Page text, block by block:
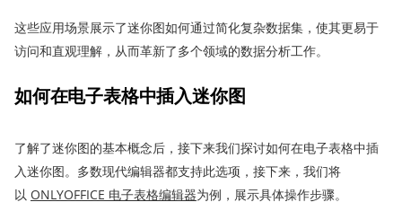
这些应用场景展示了迷你图如何通过简化复杂数据集，使其更易于
访问和直观理解，从而革新了多个领域的数据分析工作。
如何在电子表格中插入迷你图
了解了迷你图的基本概念后，接下来我们探讨如何在电子表格中插
入迷你图。多数现代编辑器都支持此选项，接下来，我们将
以 ONLYOFFICE 电子表格编辑器为例，展示具体操作步骤。